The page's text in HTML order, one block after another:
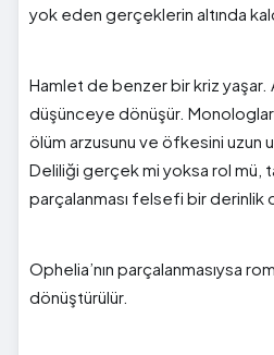
yok eden gerçeklerin altında
Hamlet de benzer bir kriz yaşar.
düşünceye dönüşür.
ölüm arzusunu ve öfkesini uzun
Deliliği gerçek mi yoksa rol mü,
parçalanması felsefi bir derinlik
Ophelia’nın parçalanmasıysa
dönüştürülür.